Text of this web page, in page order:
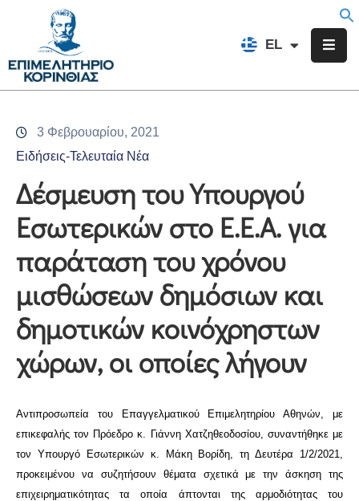
EL
FR
Επιμελητήριο
Υπηρεσίες
Προγράμματα
&
Δράσεις
Εκδηλώσεις
Επικοινωνία
3 Φεβρουαρίου, 2021
Ειδήσεις-Τελευταία Νέα
Δέσμευση του Υπουργού
Εσωτερικών στο Ε.Ε.Α. για
παράταση του χρόνου
μισθώσεων δημόσιων και
δημοτικών κοινόχρηστων
χώρων, οι οποίες λήγουν
Αντιπροσωπεία του Επαγγελματικού Επιμελητηρίου Αθηνών, με
επικεφαλής τον Πρόεδρο κ. Γιάννη Χατζηθεοδοσίου, συναντήθηκε με
τον Υπουργό Εσωτερικών κ. Μάκη Βορίδη, τη Δευτέρα 1/2/2021,
προκειμένου να συζητήσουν θέματα σχετικά με την άσκηση της
επιχειρηματικότητας τα οποία άπτονται της αρμοδιότητας του